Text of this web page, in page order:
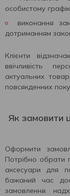
особистому
виконання
дотриманням
Клієнти
ввічливість
актуальних
повсякденних
Як замовити
Оформити
Потрібно обрати
аксесуари для
бажаний час
замовлення